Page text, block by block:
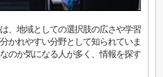
、地域としての選択肢の広さや学習
かれやすい分野として知られていま
のか気になる人が多く、情報を探す